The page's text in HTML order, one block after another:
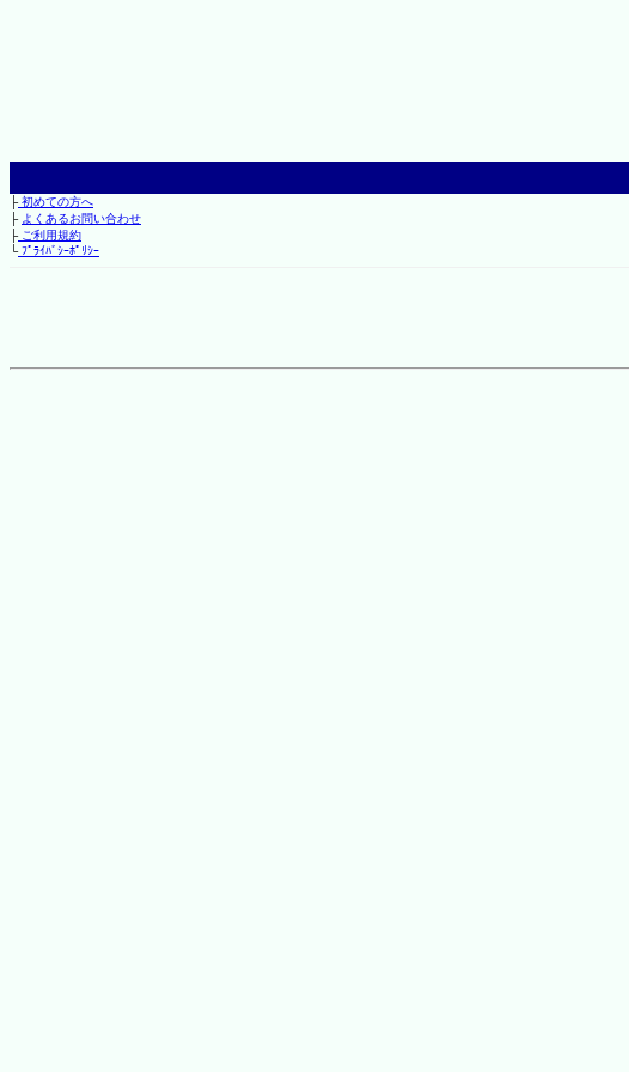
├初めての方へ
├ よくあるお問い合わせ
├ご利用規約
└ﾌﾟﾗｲﾊﾞｼｰﾎﾟﾘｼｰ